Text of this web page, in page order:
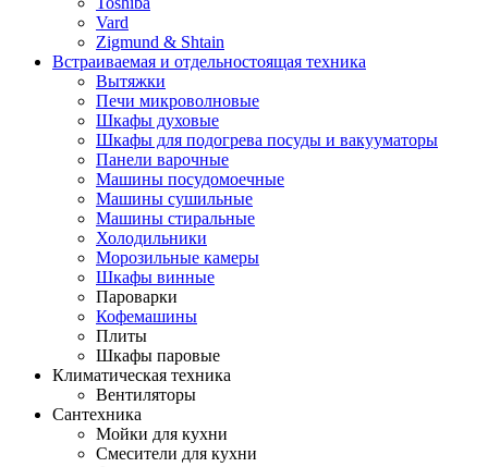
Vard
Zigmund & Shtain
Встраиваемая и отдельностоящая техника
Вытяжки
Печи микроволновые
Шкафы духовые
Шкафы для подогрева посуды и вакууматоры
Панели варочные
Машины посудомоечные
Машины сушильные
Машины стиральные
Холодильники
Морозильные камеры
Шкафы винные
Пароварки
Кофемашины
Плиты
Шкафы паровые
Климатическая техника
Вентиляторы
Сантехника
Мойки для кухни
Смесители для кухни